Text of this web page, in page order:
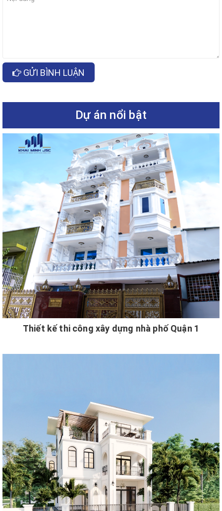
GỬI BÌNH LUẬN
Dự án nổi bật
Thiết kế thi công xây dựng nhà phố Quận 1